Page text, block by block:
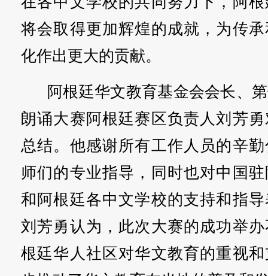
将会取得更加辉煌的成就，为传
化作出更大的贡献。
阿根廷华文教育基金会会长、
朗诵大赛阿根廷赛区负责人刘芳
总结。他感谢所有工作人员的辛
师们的专业指导，同时也对中国
和阿根廷各中文学校的支持和指
刘芳勇认为，此次大赛的成功举
根廷华人社区对华文教育的重视